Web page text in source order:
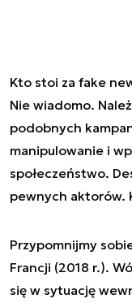
Kto stoi za fake
Nie wiadomo.
podobnych
manipulowanie i
społeczeństwo.
pewnych aktorów.
Przypomnijmy
Francji (2018 r.).
się w sytuację